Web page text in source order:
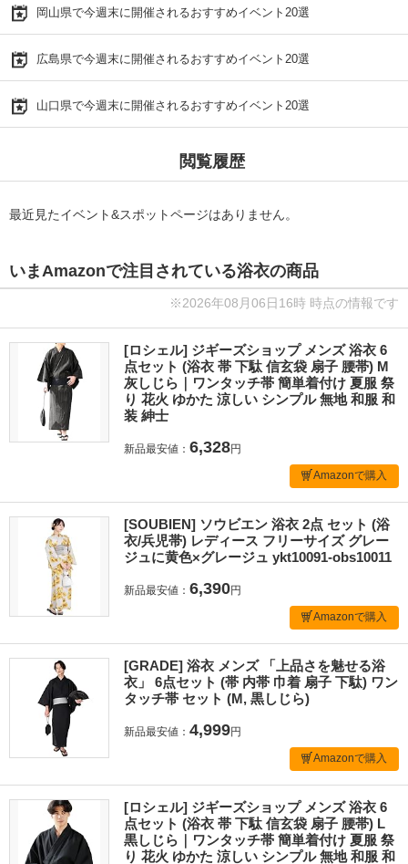
岡山県で今週末に開催されるおすすめイベント20選
広島県で今週末に開催されるおすすめイベント20選
山口県で今週末に開催されるおすすめイベント20選
閲覧履歴
最近見たイベント&スポットページはありません。
いまAmazonで注目されている浴衣の商品
※2026年08月06日16時 時点の情報です
[ロシェル] ジギーズショップ メンズ 浴衣 6
点セット (浴衣 帯 下駄 信玄袋 扇子 腰帯) M
灰しじら｜ワンタッチ帯 簡単着付け 夏服 祭
り 花火 ゆかた 涼しい シンプル 無地 和服 和
装 紳士
新品最安値： 6,328円
Amazonで購入
[SOUBIEN] ソウビエン 浴衣 2点 セット (浴
衣/兵児帯) レディース フリーサイズ グレー
ジュに黄色×グレージュ ykt10091-obs10011
新品最安値： 6,390円
Amazonで購入
[GRADE] 浴衣 メンズ 「上品さを魅せる浴
衣」 6点セット (帯 内帯 巾着 扇子 下駄) ワン
タッチ帯 セット (M, 黒しじら)
新品最安値： 4,999円
Amazonで購入
[ロシェル] ジギーズショップ メンズ 浴衣 6
点セット (浴衣 帯 下駄 信玄袋 扇子 腰帯) L
黒しじら｜ワンタッチ帯 簡単着付け 夏服 祭
り 花火 ゆかた 涼しい シンプル 無地 和服 和